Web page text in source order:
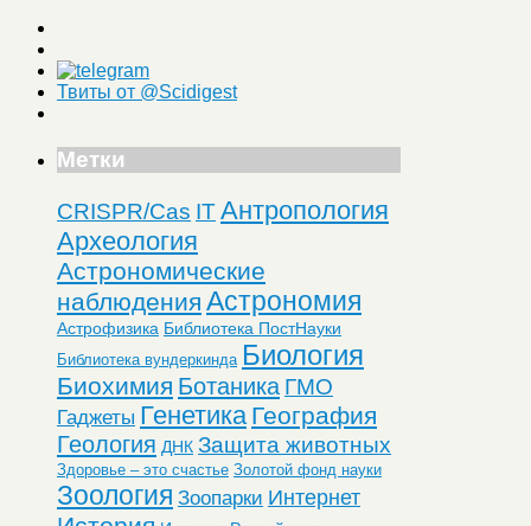
Твиты от @Scidigest
Метки
CRISPR/Cas ITАнтропология
Археология
Астрономические
наблюдения Астрономия
Астрофизика Библиотека ПостНауки
Библиотека вундеркинда Биология
Биохимия Ботаника ГМО
Гаджеты Генетика География
Геология ДНК Защита животных
Здоровье – это счастье Золотой фонд науки
Зоология Зоопарки Интернет